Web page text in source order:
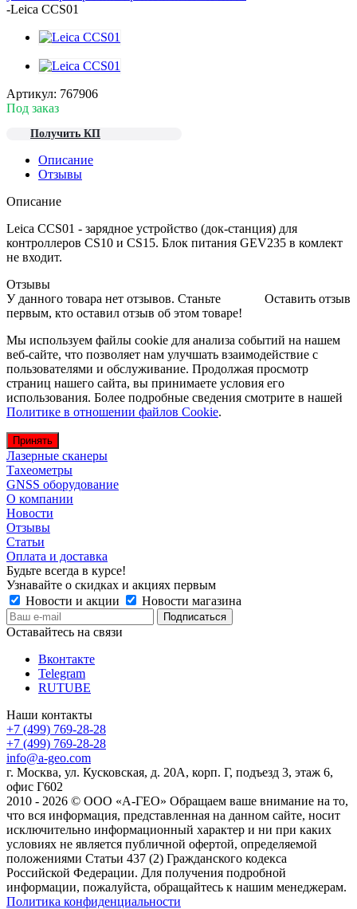
-Leica CCS01
Артикул: 767906
Под заказ
Получить КП
Описание
Отзывы
Описание
Leica CCS01 - зарядное устройство (док-станция) для
контроллеров CS10 и CS15. Блок питания GEV235 в комлект
не входит.
Отзывы
Оставить отзыв
У данного товара нет отзывов. Станьте
первым, кто оставил отзыв об этом товаре!
Мы используем файлы cookie для анализа событий на нашем
веб-сайте, что позволяет нам улучшать взаимодействие с
пользователями и обслуживание. Продолжая просмотр
страниц нашего сайта, вы принимаете условия его
использования. Более подробные сведения смотрите в нашей
Политике в отношении файлов Cookie.
Принять
Лазерные сканеры
Тахеометры
GNSS оборудование
О компании
Новости
Отзывы
Статьи
Оплата и доставка
Будьте всегда в курсе!
Узнавайте о скидках и акциях первым
Новости и акции
Новости магазина
Оставайтесь на связи
Вконтакте
Telegram
RUTUBE
Наши контакты
+7 (499) 769-28-28
+7 (499) 769-28-28
info@a-geo.com
г. Москва, ул. Кусковская, д. 20А, корп. Г, подъезд 3, этаж 6,
офис Г602
2010 - 2026 © ООО «А-ГЕО» Обращаем ваше внимание на то,
что вся информация, представленная на данном сайте, носит
исключительно информационный характер и ни при каких
условиях не является публичной офертой, определяемой
положениями Статьи 437 (2) Гражданского кодекса
Российской Федерации. Для получения подробной
информации, пожалуйста, обращайтесь к нашим менеджерам.
Политика конфиденциальности